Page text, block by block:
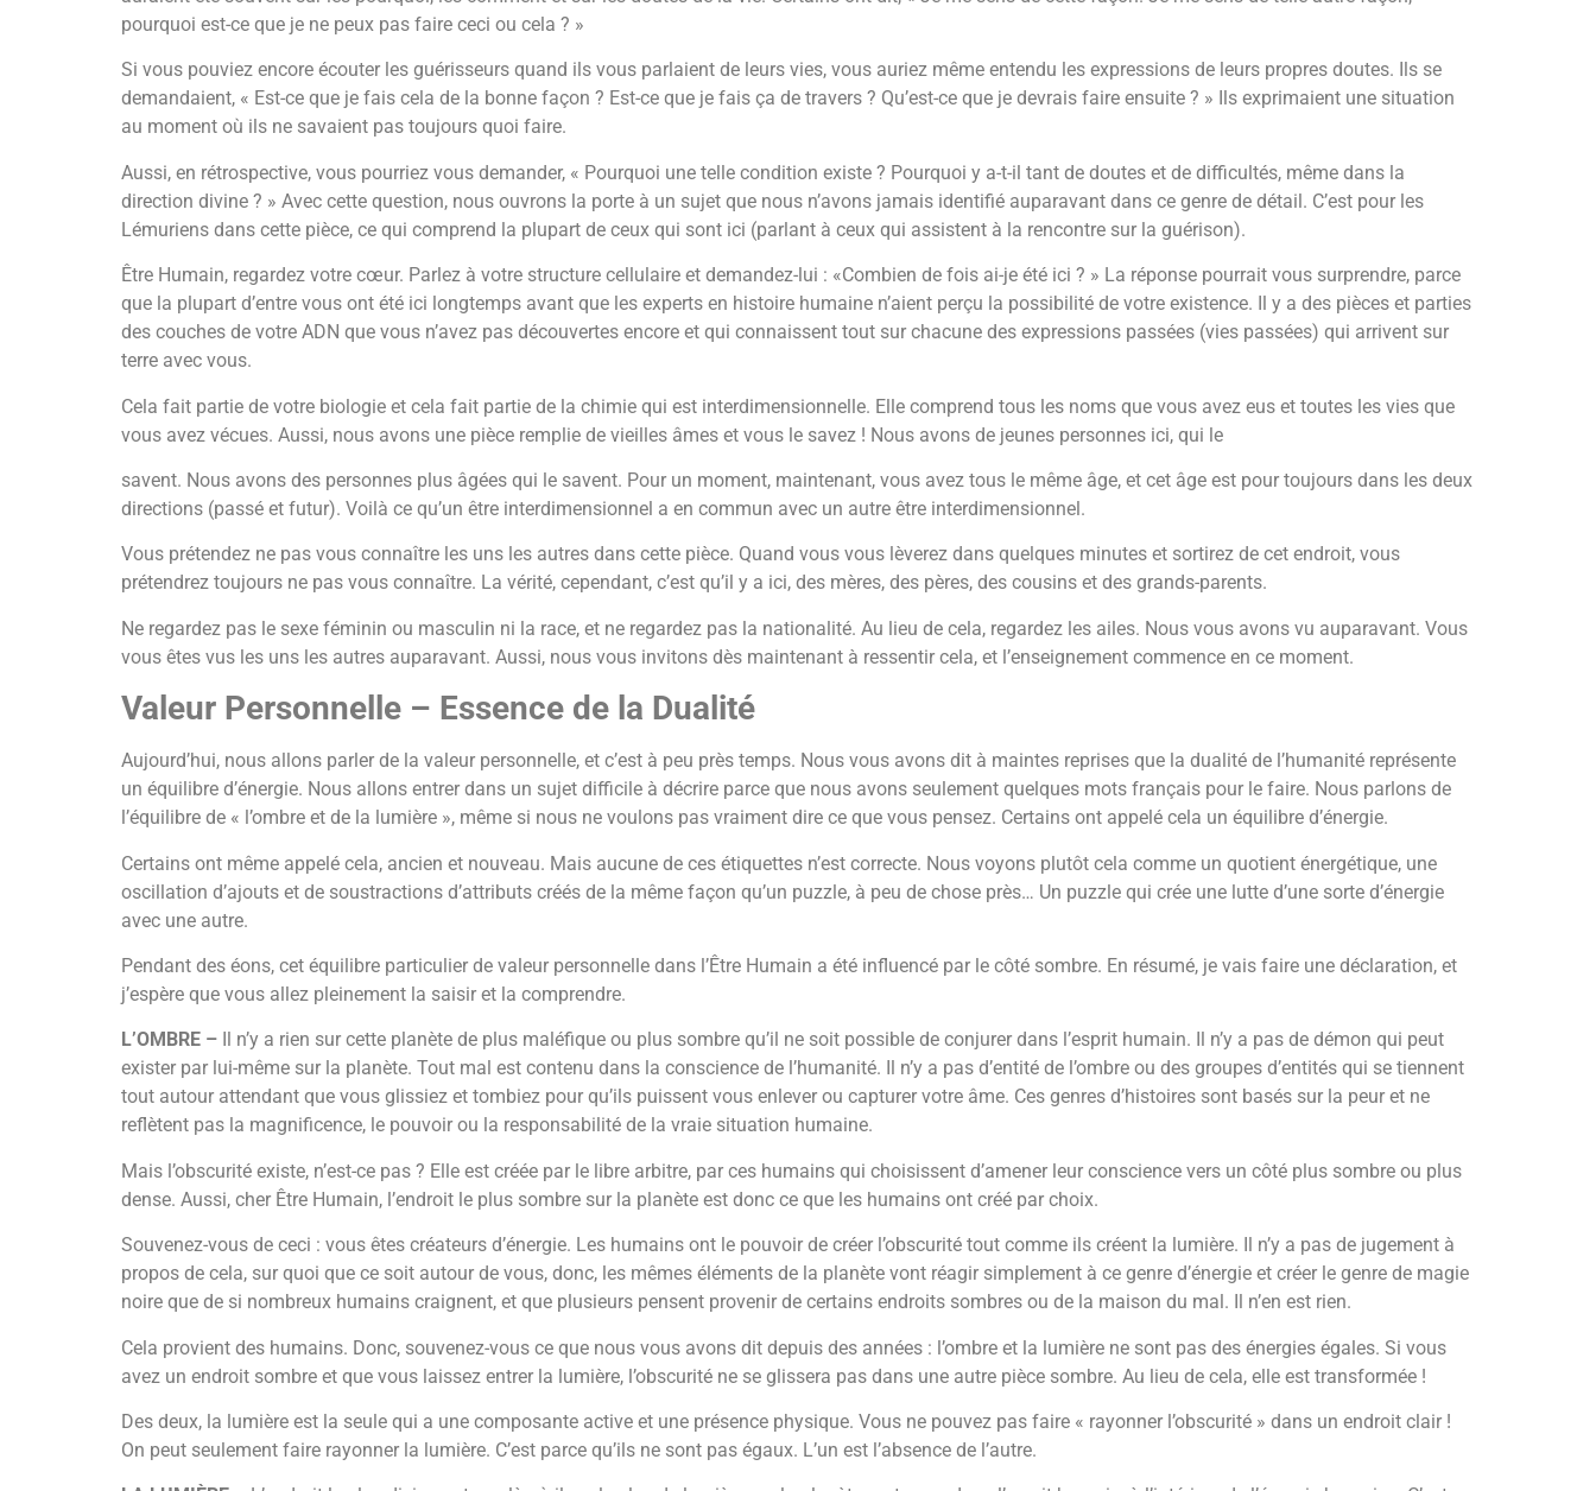
pourquoi est-ce que je ne peux pas faire ceci ou cela ? »
Si vous pouviez encore écouter les guérisseurs quand ils vous parlaient de leurs vies, vous auriez même entendu les expressions de leurs propres doutes. Ils se
demandaient, « Est-ce que je fais cela de la bonne façon ? Est-ce que je fais ça de travers ? Qu’est-ce que je devrais faire ensuite ? » Ils exprimaient une situation
au moment où ils ne savaient pas toujours quoi faire.
Aussi, en rétrospective, vous pourriez vous demander, « Pourquoi une telle condition existe ? Pourquoi y a-t-il tant de doutes et de difficultés, même dans la
direction divine ? » Avec cette question, nous ouvrons la porte à un sujet que nous n’avons jamais identifié auparavant dans ce genre de détail. C’est pour les
Lémuriens dans cette pièce, ce qui comprend la plupart de ceux qui sont ici (parlant à ceux qui assistent à la rencontre sur la guérison).
Être Humain, regardez votre cœur. Parlez à votre structure cellulaire et demandez-lui : «Combien de fois ai-je été ici ? » La réponse pourrait vous surprendre, parce
que la plupart d’entre vous ont été ici longtemps avant que les experts en histoire humaine n’aient perçu la possibilité de votre existence. Il y a des pièces et parties
des couches de votre ADN que vous n’avez pas découvertes encore et qui connaissent tout sur chacune des expressions passées (vies passées) qui arrivent sur
terre avec vous.
Cela fait partie de votre biologie et cela fait partie de la chimie qui est interdimensionnelle. Elle comprend tous les noms que vous avez eus et toutes les vies que
vous avez vécues. Aussi, nous avons une pièce remplie de vieilles âmes et vous le savez ! Nous avons de jeunes personnes ici, qui le
savent. Nous avons des personnes plus âgées qui le savent. Pour un moment, maintenant, vous avez tous le même âge, et cet âge est pour toujours dans les deux
directions (passé et futur). Voilà ce qu’un être interdimensionnel a en commun avec un autre être interdimensionnel.
Vous prétendez ne pas vous connaître les uns les autres dans cette pièce. Quand vous vous lèverez dans quelques minutes et sortirez de cet endroit, vous
prétendrez toujours ne pas vous connaître. La vérité, cependant, c’est qu’il y a ici, des mères, des pères, des cousins et des grands-parents.
Ne regardez pas le sexe féminin ou masculin ni la race, et ne regardez pas la nationalité. Au lieu de cela, regardez les ailes. Nous vous avons vu auparavant. Vous
vous êtes vus les uns les autres auparavant. Aussi, nous vous invitons dès maintenant à ressentir cela, et l’enseignement commence en ce moment.
Valeur Personnelle – Essence de la Dualité
Aujourd’hui, nous allons parler de la valeur personnelle, et c’est à peu près temps. Nous vous avons dit à maintes reprises que la dualité de l’humanité représente
un équilibre d’énergie. Nous allons entrer dans un sujet difficile à décrire parce que nous avons seulement quelques mots français pour le faire. Nous parlons de
l’équilibre de « l’ombre et de la lumière », même si nous ne voulons pas vraiment dire ce que vous pensez. Certains ont appelé cela un équilibre d’énergie.
Certains ont même appelé cela, ancien et nouveau. Mais aucune de ces étiquettes n’est correcte. Nous voyons plutôt cela comme un quotient énergétique, une
oscillation d’ajouts et de soustractions d’attributs créés de la même façon qu’un puzzle, à peu de chose près… Un puzzle qui crée une lutte d’une sorte d’énergie
avec une autre.
Pendant des éons, cet équilibre particulier de valeur personnelle dans l’Être Humain a été influencé par le côté sombre. En résumé, je vais faire une déclaration, et
j’espère que vous allez pleinement la saisir et la comprendre.
L’OMBRE – Il n’y a rien sur cette planète de plus maléfique ou plus sombre qu’il ne soit possible de conjurer dans l’esprit humain. Il n’y a pas de démon qui peut
exister par lui-même sur la planète. Tout mal est contenu dans la conscience de l’humanité. Il n’y a pas d’entité de l’ombre ou des groupes d’entités qui se tiennent
tout autour attendant que vous glissiez et tombiez pour qu’ils puissent vous enlever ou capturer votre âme. Ces genres d’histoires sont basés sur la peur et ne
reflètent pas la magnificence, le pouvoir ou la responsabilité de la vraie situation humaine.
Mais l’obscurité existe, n’est-ce pas ? Elle est créée par le libre arbitre, par ces humains qui choisissent d’amener leur conscience vers un côté plus sombre ou plus
dense. Aussi, cher Être Humain, l’endroit le plus sombre sur la planète est donc ce que les humains ont créé par choix.
Souvenez-vous de ceci : vous êtes créateurs d’énergie. Les humains ont le pouvoir de créer l’obscurité tout comme ils créent la lumière. Il n’y a pas de jugement à
propos de cela, sur quoi que ce soit autour de vous, donc, les mêmes éléments de la planète vont réagir simplement à ce genre d’énergie et créer le genre de magie
noire que de si nombreux humains craignent, et que plusieurs pensent provenir de certains endroits sombres ou de la maison du mal. Il n’en est rien.
Cela provient des humains. Donc, souvenez-vous ce que nous vous avons dit depuis des années : l’ombre et la lumière ne sont pas des énergies égales. Si vous
avez un endroit sombre et que vous laissez entrer la lumière, l’obscurité ne se glissera pas dans une autre pièce sombre. Au lieu de cela, elle est transformée !
Des deux, la lumière est la seule qui a une composante active et une présence physique. Vous ne pouvez pas faire « rayonner l’obscurité » dans un endroit clair !
On peut seulement faire rayonner la lumière. C’est parce qu’ils ne sont pas égaux. L’un est l’absence de l’autre.